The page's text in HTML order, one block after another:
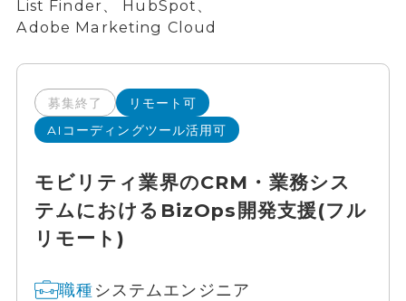
List Finder、
HubSpot、
Adobe Marketing Cloud
募集終了
リモート可
AIコーディングツール活用可
モビリティ業界のCRM・業務シス
テムにおけるBizOps開発支援(フル
リモート)
職種システムエンジニア